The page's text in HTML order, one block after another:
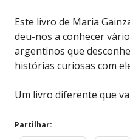
Este livro de Maria
deu-nos a conhecer
argentinos que
histórias curiosas com
Um livro diferente que
Partilhar: